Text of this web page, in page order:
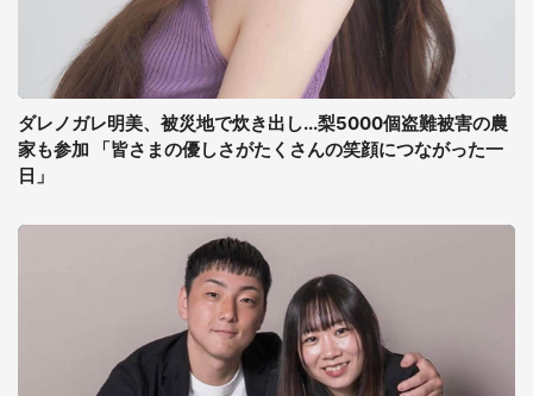
ダレノガレ明美、被災地で炊き出し...梨5000個盗難被害の農
家も参加 「皆さまの優しさがたくさんの笑顔につながった一
日」